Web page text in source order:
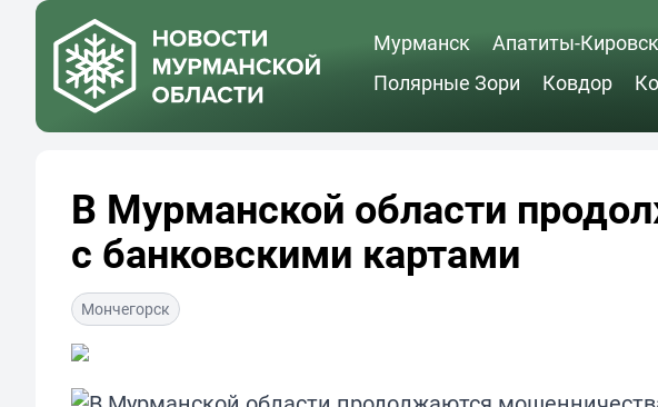
Мурманск Апатиты-Кировск
Полярные Зори
Ковдор
В Мурманской области
с банковскими картами
Мончегорск